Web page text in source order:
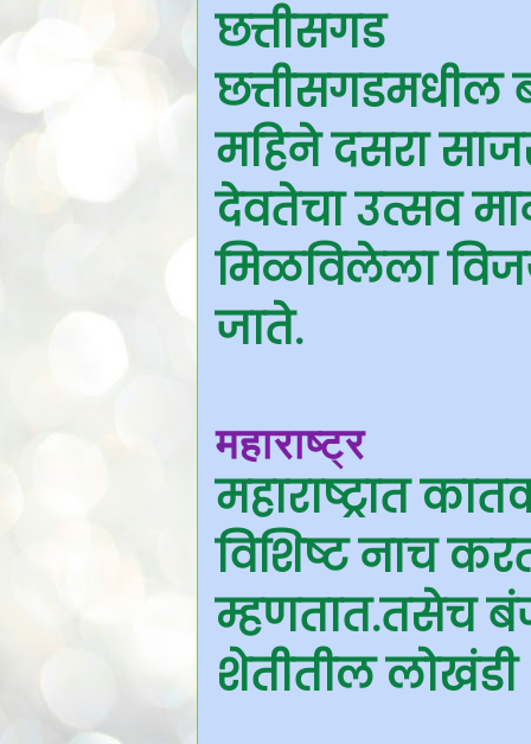
छत्तीसगड
छत्तीसगडमधील
महिने दसरा
देवतेचा उत्सव
मिळविलेला
जाते.
महाराष्ट्र
महाराष्ट्रात
विशिष्ट नाच
म्हणतात.तसेच
शेतीतील लोखंडी